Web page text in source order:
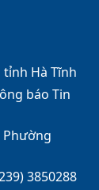
tỉnh Hà Tĩnh
báo Tin
Phường
3850288